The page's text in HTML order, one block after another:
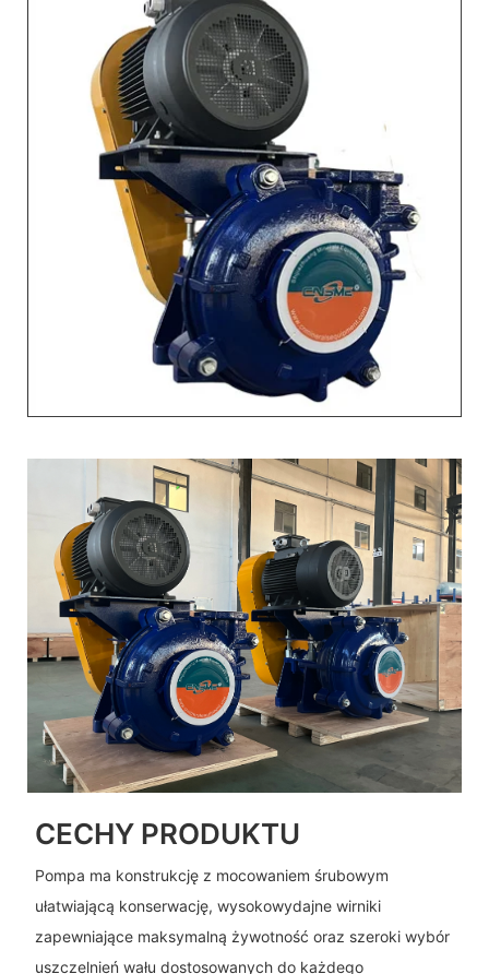
CECHY PRODUKTU
Pompa ma konstrukcję z mocowaniem śrubowym
ułatwiającą konserwację, wysokowydajne wirniki
zapewniające maksymalną żywotność oraz szeroki wybór
uszczelnień wału dostosowanych do każdego